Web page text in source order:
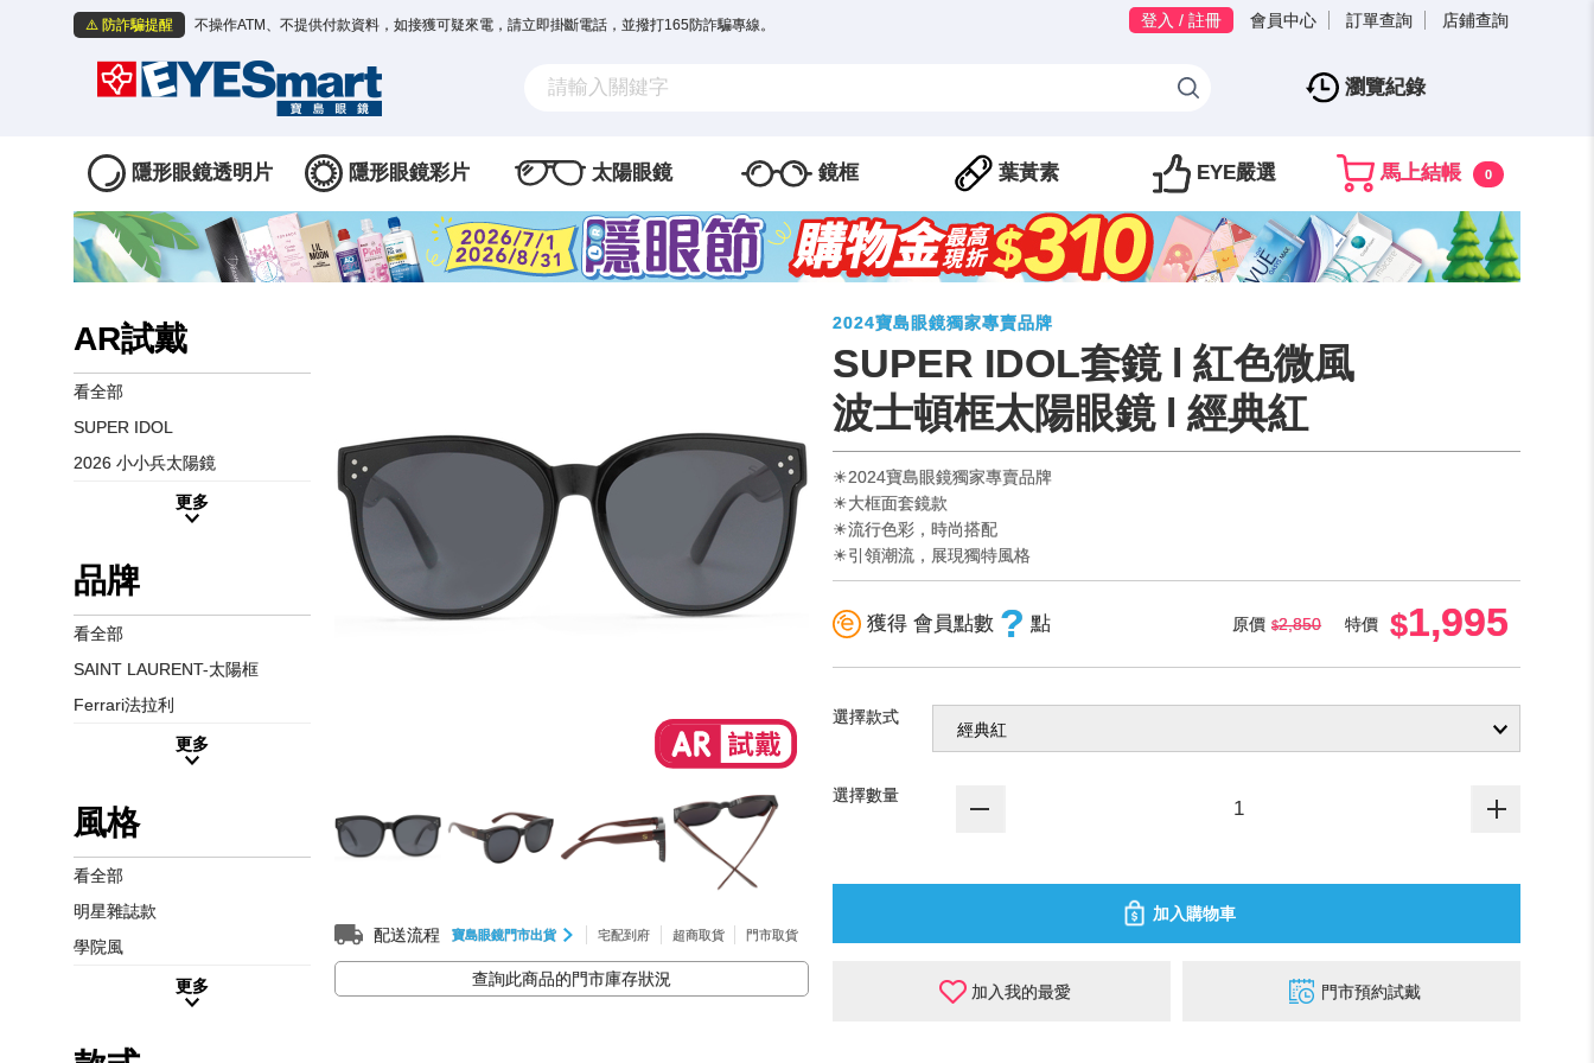
⚠️ 防詐騙提醒 不操作ATM、不提供付款資料，如接獲可疑來電，請立即掛斷電話，並撥打165防詐騙專線。 登入 / 註冊 會員中心 訂單查詢 店鋪查詢
瀏覽紀錄
隱形眼鏡透明片 隱形眼鏡彩片 太陽眼鏡 鏡框 葉黃素 EYE嚴選 馬上結帳 0
AR試戴
看全部
SUPER IDOL
2026 小小兵太陽鏡
更多
品牌
看全部
SAINT LAURENT-太陽框
Ferrari法拉利
更多
風格
看全部
明星雜誌款
學院風
更多
配送流程 寶島眼鏡門市出貨 宅配到府 超商取貨 門市取貨
查詢此商品的門市庫存狀況
2024寶島眼鏡獨家專賣品牌
SUPER IDOL套鏡 l 紅色微風
波士頓框太陽眼鏡 l 經典紅
☀2024寶島眼鏡獨家專賣品牌
☀大框面套鏡款
☀流行色彩，時尚搭配
☀引領潮流，展現獨特風格
獲得 會員點數 ? 點 原價 2,850 特價 1,995
選擇款式
選擇數量
加入購物車
加入我的最愛 門市預約試戴